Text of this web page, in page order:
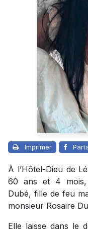
Imprimer
À l’Hôtel-Dieu de
60 ans et 4 mois,
Dubé, fille de feu
monsieur Rosaire
Elle laisse dans le